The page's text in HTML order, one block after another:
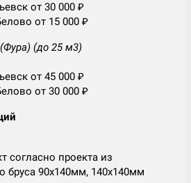
от 30 000 ₽
от 15 000 ₽
(до 25 м3)
от 45 000 ₽
от 30 000 ₽
согласно проекта из
бруса 90х140мм, 140х140мм